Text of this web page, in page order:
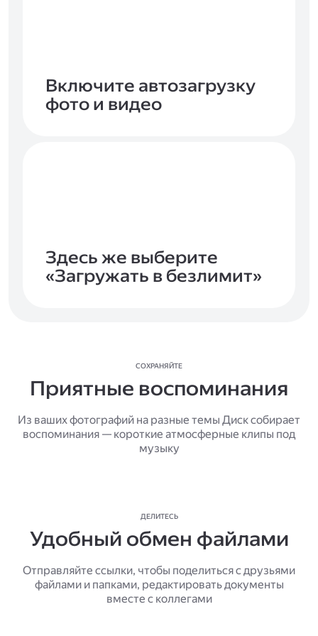
Включите автозагрузку
фото и видео
Здесь же выберите
«Загружать в безлимит»
СОХРАНЯЙТЕ
Приятные воспоминания
Из ваших фотографий на разные темы Диск собирает
воспоминания — короткие атмосферные клипы под
музыку
ДЕЛИТЕСЬ
Удобный обмен файлами
Отправляйте ссылки, чтобы поделиться с друзьями
файлами и папками, редактировать документы
вместе с коллегами